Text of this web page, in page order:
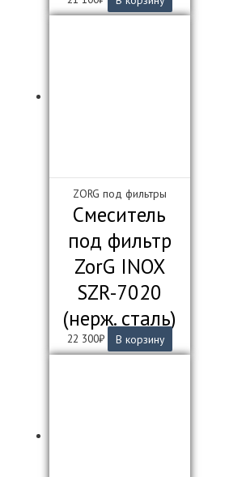
ZORG под фильтры
Смеситель
под фильтр
ZorG INOX
SZR-7020
(нерж. сталь)
22 300₽ В корзину